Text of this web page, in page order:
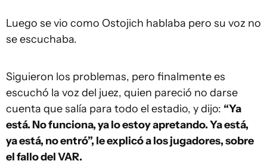
Luego se vio como Ostojich hablaba pero su voz no
se escuchaba.
Siguieron los problemas, pero finalmente es
escuchó la voz del juez, quien pareció no darse
cuenta que salía para todo el estadio, y dijo: “Ya
está. No funciona, ya lo estoy apretando. Ya está,
ya está, no entró”, le explicó a los jugadores, sobre
el fallo del VAR.